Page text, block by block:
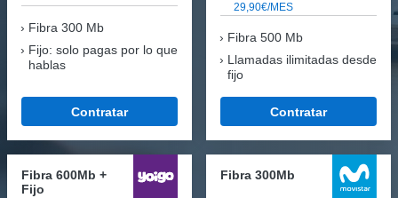
Fibra 300 Mb
Fijo: solo pagas por lo que
hablas
Contratar
29,90€/MES
Fibra 500 Mb
Llamadas ilimitadas desde
fijo
Contratar
Fibra 600Mb +
Fijo
Fibra 300Mb